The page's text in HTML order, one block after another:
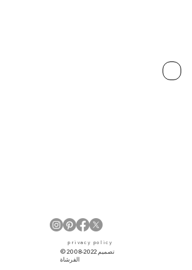
​privacy policy
© 2008-2022 تصميم
الفرشاة